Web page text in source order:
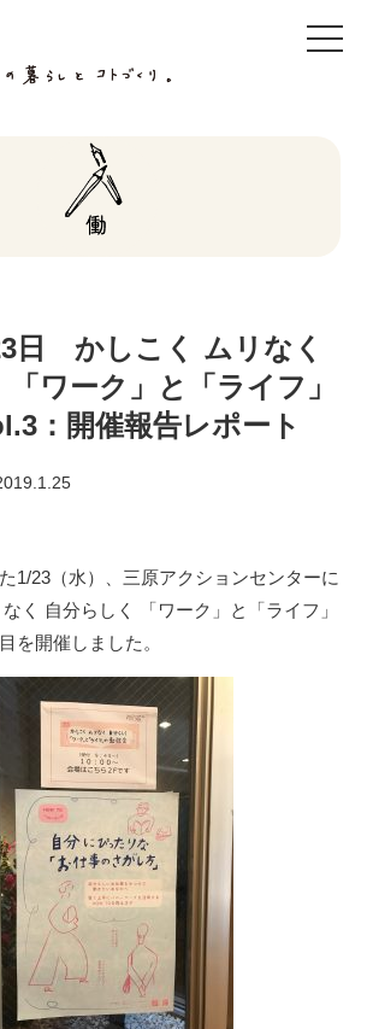
日 かしこく ムリなく
ワーク」と「ライフ」
：開催報告レポート
1/23（水）、三原アクションセンターに
く 自分らしく 「ワーク」と「ライフ」
を開催しました。
t
o